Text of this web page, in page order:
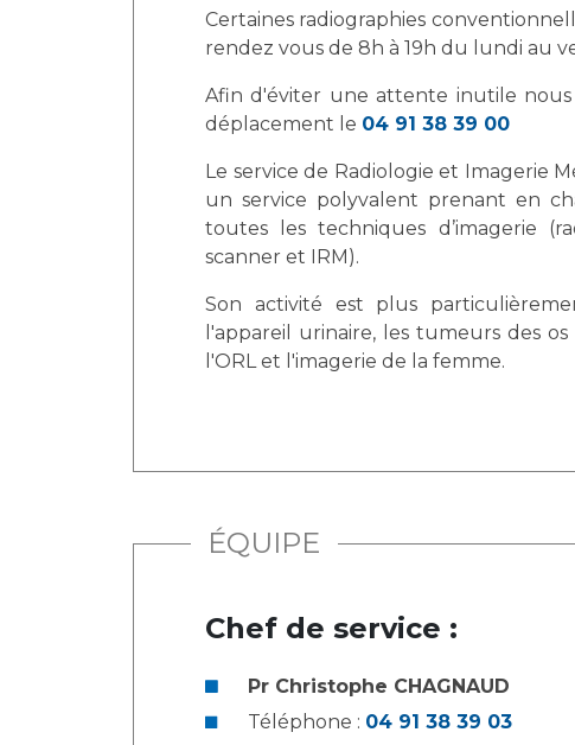
Certaines radiographies
rendez vous de 8h à 19h du lundi au
Afin d'éviter une attente inutile
déplacement le 04 91 38 39 00
Le service de Radiologie et Imagerie
un service polyvalent prenant en
toutes les techniques d’imagerie
scanner et IRM).
Son activité est plus
l'appareil urinaire, les tumeurs des
l'ORL et l'imagerie de la femme.
ÉQUIPE
Chef de service :
Pr Christophe CHAGNAUD
Téléphone : 04 91 38 39 03